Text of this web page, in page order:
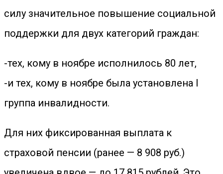
силу значительное повышение социальной
поддержки для двух категорий граждан:
-тех, кому в ноябре исполнилось 80 лет,
-и тех, кому в ноябре была установлена I
группа инвалидности.
Для них фиксированная выплата к
страховой пенсии (ранее — 8 908 руб.)